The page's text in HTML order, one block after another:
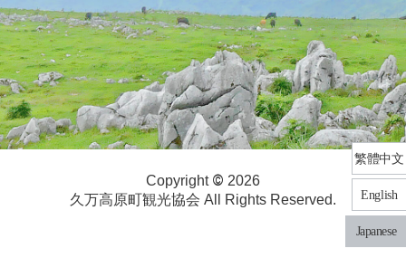
繁體中文
English
Japanese
Copyright © 2026
久万高原町観光協会 All Rights Reserved.